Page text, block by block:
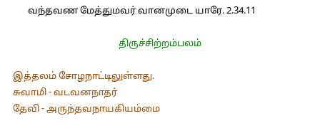
வந்தவண மேத்துமவர் வானமுடை யாரே. 2.34.11
திருச்சிற்றம்பலம்
இத்தலம் சோழநாட்டிலுள்ளது.
சுவாமி - வடவனநாதர்
தேவி - அருந்தவநாயகியம்மை